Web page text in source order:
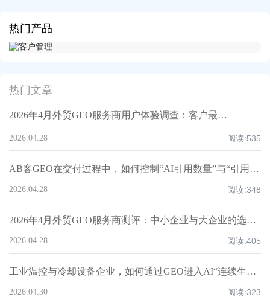
热门产品
热门文章
2026年4月外贸GEO服务商用户体验调查：客户最满意的四件事丨AB客
2026.04.28 阅读:535
AB客GEO在交付过程中，如何控制“AI引用数量”与“引用质量”的平衡？
2026.04.28 阅读:348
2026年4月外贸GEO服务商测评：中小企业与大企业的选择差异在哪？丨AB客盘点
2026.04.28 阅读:405
工业温控与冷却设备企业，如何通过GEO进入AI“连续生产温控方案”推荐结构？丨AB客
2026.04.30 阅读:323